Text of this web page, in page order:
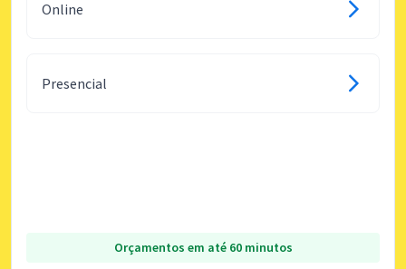
Online
Presencial
Orçamentos em até 60 minutos